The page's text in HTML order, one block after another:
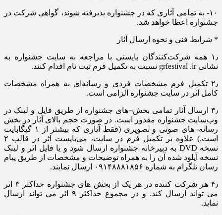
۱۰- به تمامی آثاری که در جشنواره پذیرفته شوند، گواهی شرکت در
جشنواره اعطا خواهد شد.
* شرایط فنی و نحوه ارسال آثار
۱٫ همه شرکت‌کنندگان بایستی با مراجعه به سایت جشنواره به
نشانی grfestival .ir نسبت به تکمیل فرم ثبت نام اقدام کنند.
۲٫ تکمیل فرم مشخصات فردی و رسانه‌ای به همراه مشخصات
کامل اثر در سایت جشنواره الزامی است.
۳٫ ارسال آثار تمامی بخش¬های جشنواره از طریق فایل و لینک در
وب‌سایت جشنواره مقدور است. در صورت حجم بالای آثار در بخش
رسانه¬های صوتی و تصویری (فقط آثاری که بیشتر از ۱ گیگابایت
است.) علاوه بر تکمیل فرم در سایت، می‌بایست اثر در قالب ۲
نسخه DVD به دبیرخانه جشنواره ارسال شود و یا فایل اثر و لینک
نسخه آپلود شده آن را به همراه توضیحات و مشخصات از طریق پیام
رسان تلگرام به شماره ۰۹۱۴۸۸۸۱۸۵۶ ارسال نمایند.
۴٫ هر شرکت کننده در هر یک از بخش های جشنواره حداکثر ۳ اثر
می تواند ارسال کند. و در مجموع حداکثر ۹ اثر می تواند ارسال
نماید.